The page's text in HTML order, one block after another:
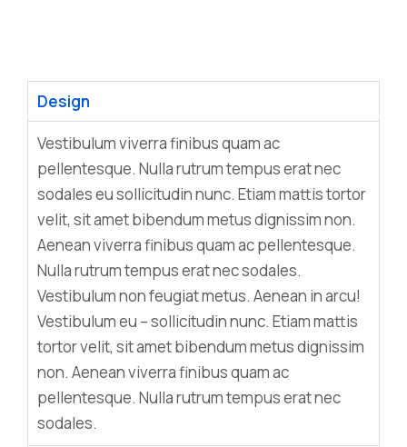
Design
Vestibulum viverra finibus quam ac
pellentesque. Nulla rutrum tempus erat nec
sodales eu sollicitudin nunc. Etiam mattis tortor
velit, sit amet bibendum metus dignissim non.
Aenean viverra finibus quam ac pellentesque.
Nulla rutrum tempus erat nec sodales.
Vestibulum non feugiat metus. Aenean in arcu!
Vestibulum eu – sollicitudin nunc. Etiam mattis
tortor velit, sit amet bibendum metus dignissim
non. Aenean viverra finibus quam ac
pellentesque. Nulla rutrum tempus erat nec
sodales.